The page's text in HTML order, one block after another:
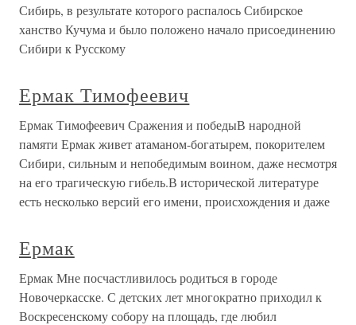
Сибирь, в результате которого распалось Сибирское
ханство Кучума и было положено начало присоединению
Сибири к Русскому
Ермак Тимофеевич
Ермак Тимофеевич Сражения и победыВ народной
памяти Ермак живет атаманом-богатырем, покорителем
Сибири, сильным и непобедимым воином, даже несмотря
на его трагическую гибель.В исторической литературе
есть несколько версий его имени, происхождения и даже
Ермак
Ермак Мне посчастливилось родиться в городе
Новочеркасске. С детских лет многократно приходил к
Воскресенскому собору на площадь, где любил